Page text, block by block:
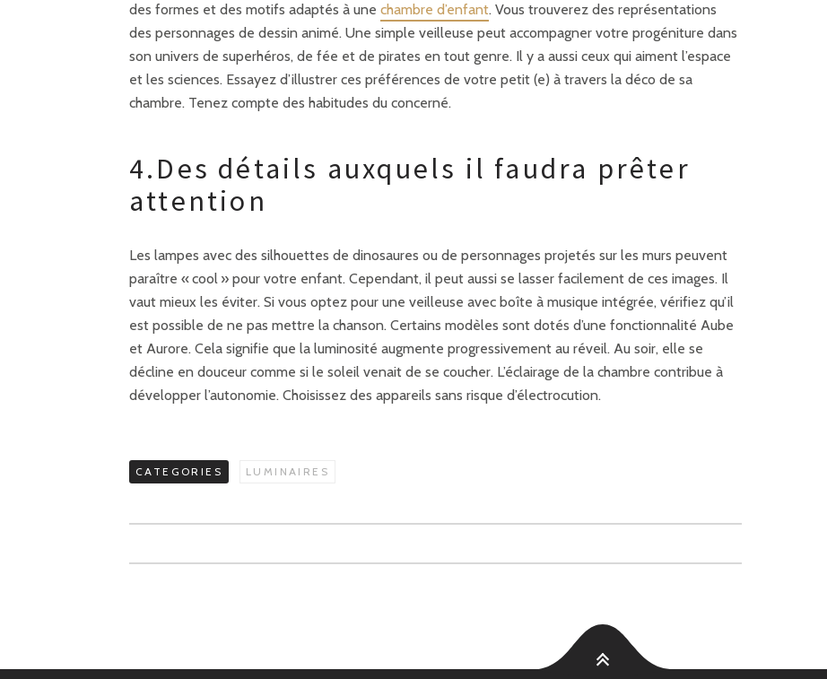
des formes et des motifs adaptés à une chambre d’enfant. Vous trouverez des représentations
des personnages de dessin animé. Une simple veilleuse peut accompagner votre progéniture dans
son univers de superhéros, de fée et de pirates en tout genre. Il y a aussi ceux qui aiment l’espace
et les sciences. Essayez d’illustrer ces préférences de votre petit (e) à travers la déco de sa
chambre. Tenez compte des habitudes du concerné.
4.Des détails auxquels il faudra prêter
attention
Les lampes avec des silhouettes de dinosaures ou de personnages projetés sur les murs peuvent
paraître « cool » pour votre enfant. Cependant, il peut aussi se lasser facilement de ces images. Il
vaut mieux les éviter. Si vous optez pour une veilleuse avec boîte à musique intégrée, vérifiez qu’il
est possible de ne pas mettre la chanson. Certains modèles sont dotés d’une fonctionnalité Aube
et Aurore. Cela signifie que la luminosité augmente progressivement au réveil. Au soir, elle se
décline en douceur comme si le soleil venait de se coucher. L’éclairage de la chambre contribue à
développer l’autonomie. Choisissez des appareils sans risque d’électrocution.
CATEGORIES LUMINAIRES